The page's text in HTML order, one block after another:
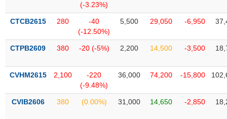
yết
mới
Niêm
yết
(-3.23%)
CTCB2615 280
-40
(-12.50%)
5,500 29,050 -6,950
CTPB2609 380 -20 (-5%) 2,200 14,500 -3,500
CVHM2615 2,100
-220
(-9.48%)
36,000 74,200 -15,800
CVIB2606 380 (0.00%) 31,000 14,650 -2,850
SINH
TRÁI